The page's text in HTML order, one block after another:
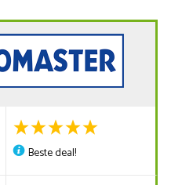
Beste deal!